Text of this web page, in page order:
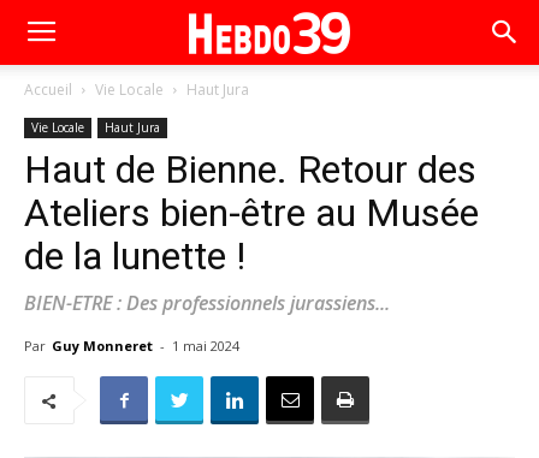
Accueil Vie Locale Haut Jura
Vie Locale Haut Jura
Haut de Bienne. Retour des
Ateliers bien-être au Musée
de la lunette !
BIEN-ETRE : Des professionnels jurassiens...
Par Guy Monneret - 1 mai 2024